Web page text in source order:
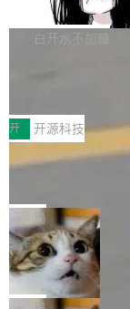
维基百科的替代方
热门页面还是低关
erceptor…五六步之
本。 Solon 换了个
支持 UPDATE、
erg V3
Apache Doris 4.1
半。在已有查询能
常维护操作，并完
白开水不加糖
村国家自主创新示范
由中关村智联软件
“智构可信·质创未
式”为主题，直面AI
的核心质量命题。
工具选型手册》发
nt智能测试系统入选
O而言，这提示了一
工具升级为企业的
开 开源科技
让非法状态不可表
有一种东西，一旦
eev 管它叫"软件设
鲜——代数数据类型
（sum type）。但
型系统的学术体操
章从一个简单的例
局
Cloudflare 开源内
dflare OS
Cloudflare 发布了
S。如果你只看官